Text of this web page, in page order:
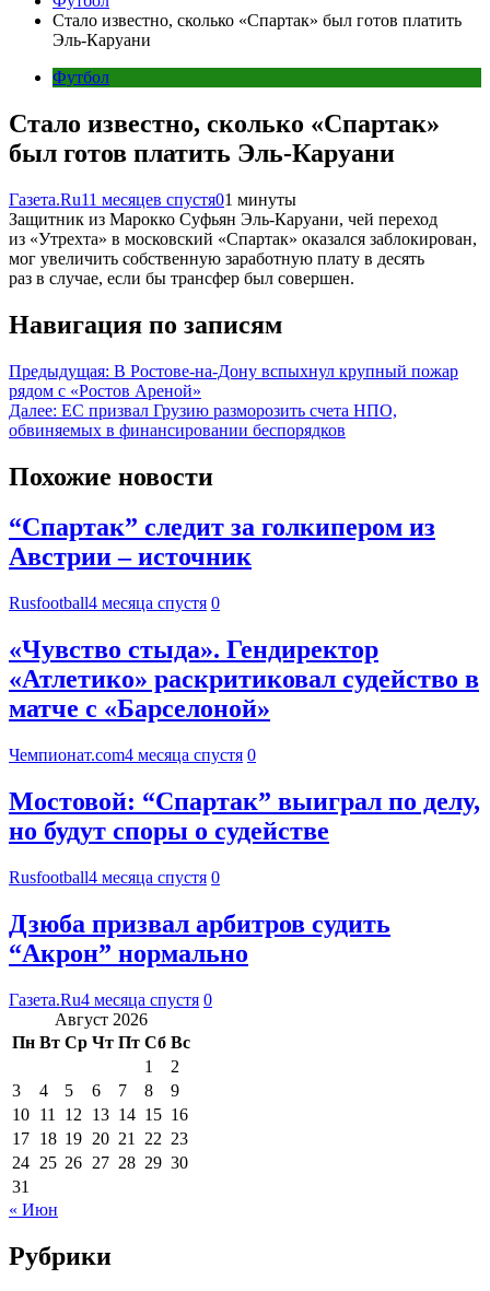
Стало известно, сколько «Спартак» был готов платить
Эль-Каруани
Футбол
Стало известно, сколько «Спартак»
был готов платить Эль-Каруани
Газета.Ru11 месяцев спустя01 минуты
Защитник из Марокко Суфьян Эль-Каруани, чей переход
из «Утрехта» в московский «Спартак» оказался заблокирован,
мог увеличить собственную заработную плату в десять
раз в случае, если бы трансфер был совершен.
Навигация по записям
Предыдущая: В Ростове-на-Дону вспыхнул крупный пожар
рядом с «Ростов Ареной»
Далее: ЕС призвал Грузию разморозить счета НПО,
обвиняемых в финансировании беспорядков
Похожие новости
“Спартак” следит за голкипером из
Австрии – источник
Rusfootball4 месяца спустя 0
«Чувство стыда». Гендиректор
«Атлетико» раскритиковал судейство в
матче с «Барселоной»
Чемпионат.com4 месяца спустя 0
Мостовой: “Спартак” выиграл по делу,
но будут споры о судействе
Rusfootball4 месяца спустя 0
Дзюба призвал арбитров судить
“Акрон” нормально
Газета.Ru4 месяца спустя 0
Август 2026
Пн Вт Ср Чт Пт Сб Вс
1
2
3
4 5 6 7 8
9
10 11 12 13 14 15 16
17 18 19 20 21 22 23
24 25 26 27 28 29 30
31
« Июн
Рубрики